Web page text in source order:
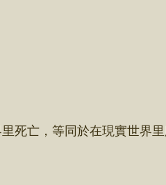
亡，等同於在現實世界里